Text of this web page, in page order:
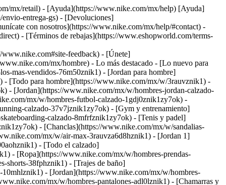
mx/retail) - [Ayuda](https://www.nike.com/mx/help) [Ayuda]
entrega-gs) - [Devoluciones]
con nosotros](https://www.nike.com/mx/help/#contact) -
- [Términos de rebajas](https://www.eshopworld.com/terms-
feedback) - [Únete]
mx/hombre) - Lo más destacado - [Lo nuevo para
mas-vendidos-76m50znik1) - [Jordan para hombre]
- [Todo para hombre](https://www.nike.com/mx/w/3rauvznik1) -
- [Jordan](https://www.nike.com/mx/w/hombres-jordan-calzado-
mx/w/hombres-futbol-calzado-1gdj0znik1zy7ok) -
calzado-37v7jznik1zy7ok) - [Gym y entrenamiento]
calzado-8mfrfznik1zy7ok) - [Tenis y padel]
- [Chanclas](https://www.nike.com/mx/w/sandalias-
mx/w/air-max-3rauvza6d8hznik1) - [Jordan 1]
- [Todo el calzado]
- [Ropa](https://www.nike.com/mx/w/hombres-prendas-
shorts-38fphznik1) - [Trajes de baño]
- [Jordan](https://www.nike.com/mx/w/hombres-
mx/w/hombres-pantalones-adl0lznik1) - [Chamarras y